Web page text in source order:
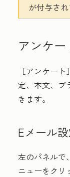
が付与さ
アンケー
［アンケート］
定、本文、ブ
きます。
Eメール
左のパネルで、
ニューをクリ